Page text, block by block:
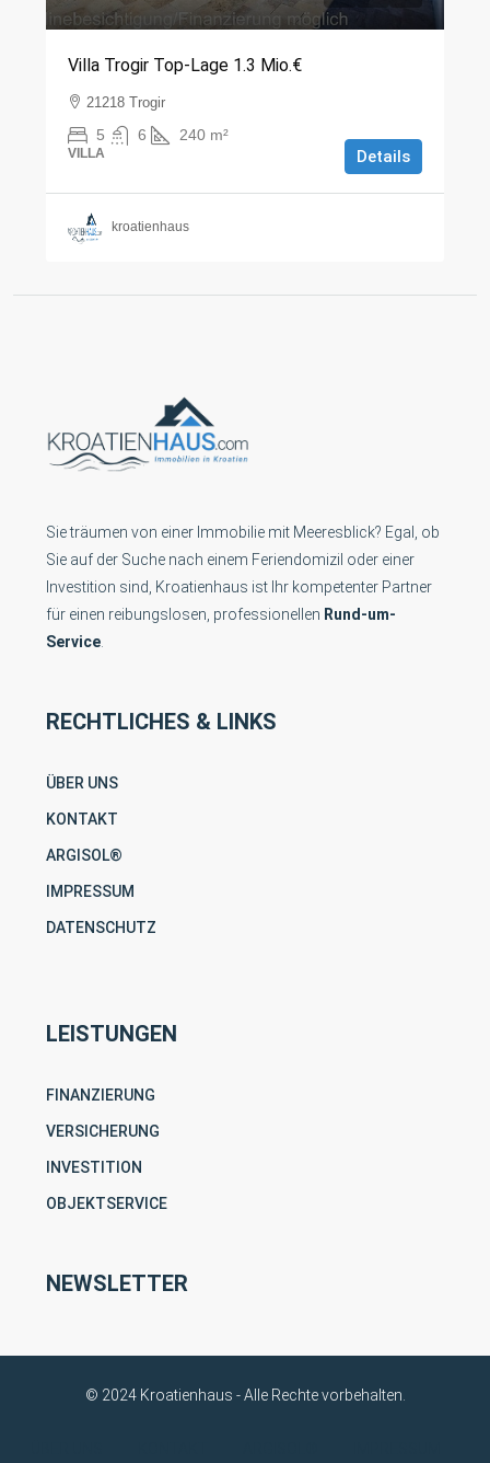
Villa Trogir Top-Lage 1.3 Mio.€
21218 Trogir
5 6 240 m²
VILLA Details
kroatienhaus
Sie träumen von einer Immobilie mit Meeresblick? Egal, ob
Sie auf der Suche nach einem Feriendomizil oder einer
Investition sind, Kroatienhaus ist Ihr kompetenter Partner
für einen reibungslosen, professionellen Rund-um-
Service
RECHTLICHES & LINKS
ÜBER UNS
KONTAKT
ARGISOL®
IMPRESSUM
DATENSCHUTZ
LEISTUNGEN
FINANZIERUNG
VERSICHERUNG
INVESTITION
OBJEKTSERVICE
NEWSLETTER
© 2024 Kroatienhaus - Alle Rechte vorbehalten.